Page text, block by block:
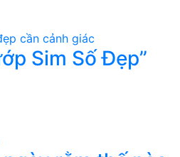
Sim Số Đẹp”